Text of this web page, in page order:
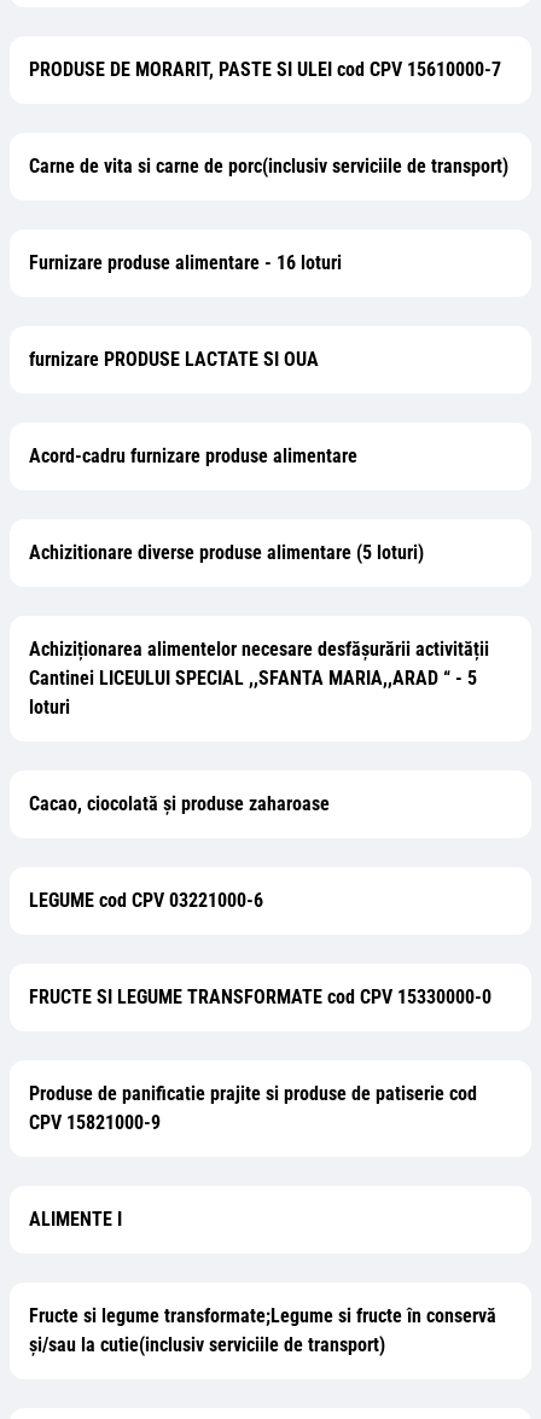
PRODUSE DE MORARIT, PASTE SI ULEI cod CPV 15610000-7
Carne de vita si carne de porc(inclusiv serviciile de transport)
Furnizare produse alimentare - 16 loturi
furnizare PRODUSE LACTATE SI OUA
Acord-cadru furnizare produse alimentare
Achizitionare diverse produse alimentare (5 loturi)
Achiziționarea alimentelor necesare desfășurării activității
Cantinei LICEULUI SPECIAL ,,SFANTA MARIA,,ARAD “ - 5
loturi
Cacao, ciocolată și produse zaharoase
LEGUME cod CPV 03221000-6
FRUCTE SI LEGUME TRANSFORMATE cod CPV 15330000-0
Produse de panificatie prajite si produse de patiserie cod
CPV 15821000-9
ALIMENTE I
Fructe si legume transformate;Legume si fructe în conservă
şi/sau la cutie(inclusiv serviciile de transport)